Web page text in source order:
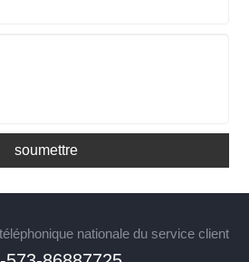
soumettre
nationale du service client